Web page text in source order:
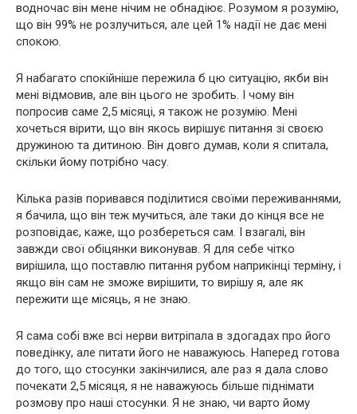
водночас він мене нічим не обнадіює. Розумом я розумію,
що він 99% не розлучиться, але цей 1% надії не дає мені
спокою.
Я набагато спокійніше пережила б цю ситуацію, якби він
мені відмовив, але він цього не зробить. І чому він
попросив саме 2,5 місяці, я також не розумію. Мені
хочеться вірити, що він якось вирішує питання зі своєю
дружиною та дитиною. Він довго думав, коли я спитала,
скільки йому потрібно часу.
Кілька разів поривався поділитися своїми переживаннями,
я бачила, що він теж мучиться, але таки до кінця все не
розповідає, каже, що розбереться сам. І взагалі, він
завжди свої обіцянки виконував. Я для себе чітко
вирішила, що поставлю питання рубом наприкінці терміну, і
якщо він сам не зможе вирішити, то вирішу я, але як
пережити ще місяць, я не знаю.
Я сама собі вже всі нерви витріпала в здогадах про його
поведінку, але питати його не наважуюсь. Наперед готова
до того, що стосунки закінчилися, але раз я дала слово
почекати 2,5 місяця, я не наважуюсь більше піднімати
розмову про наші стосунки. Я не знаю, чи варто йому